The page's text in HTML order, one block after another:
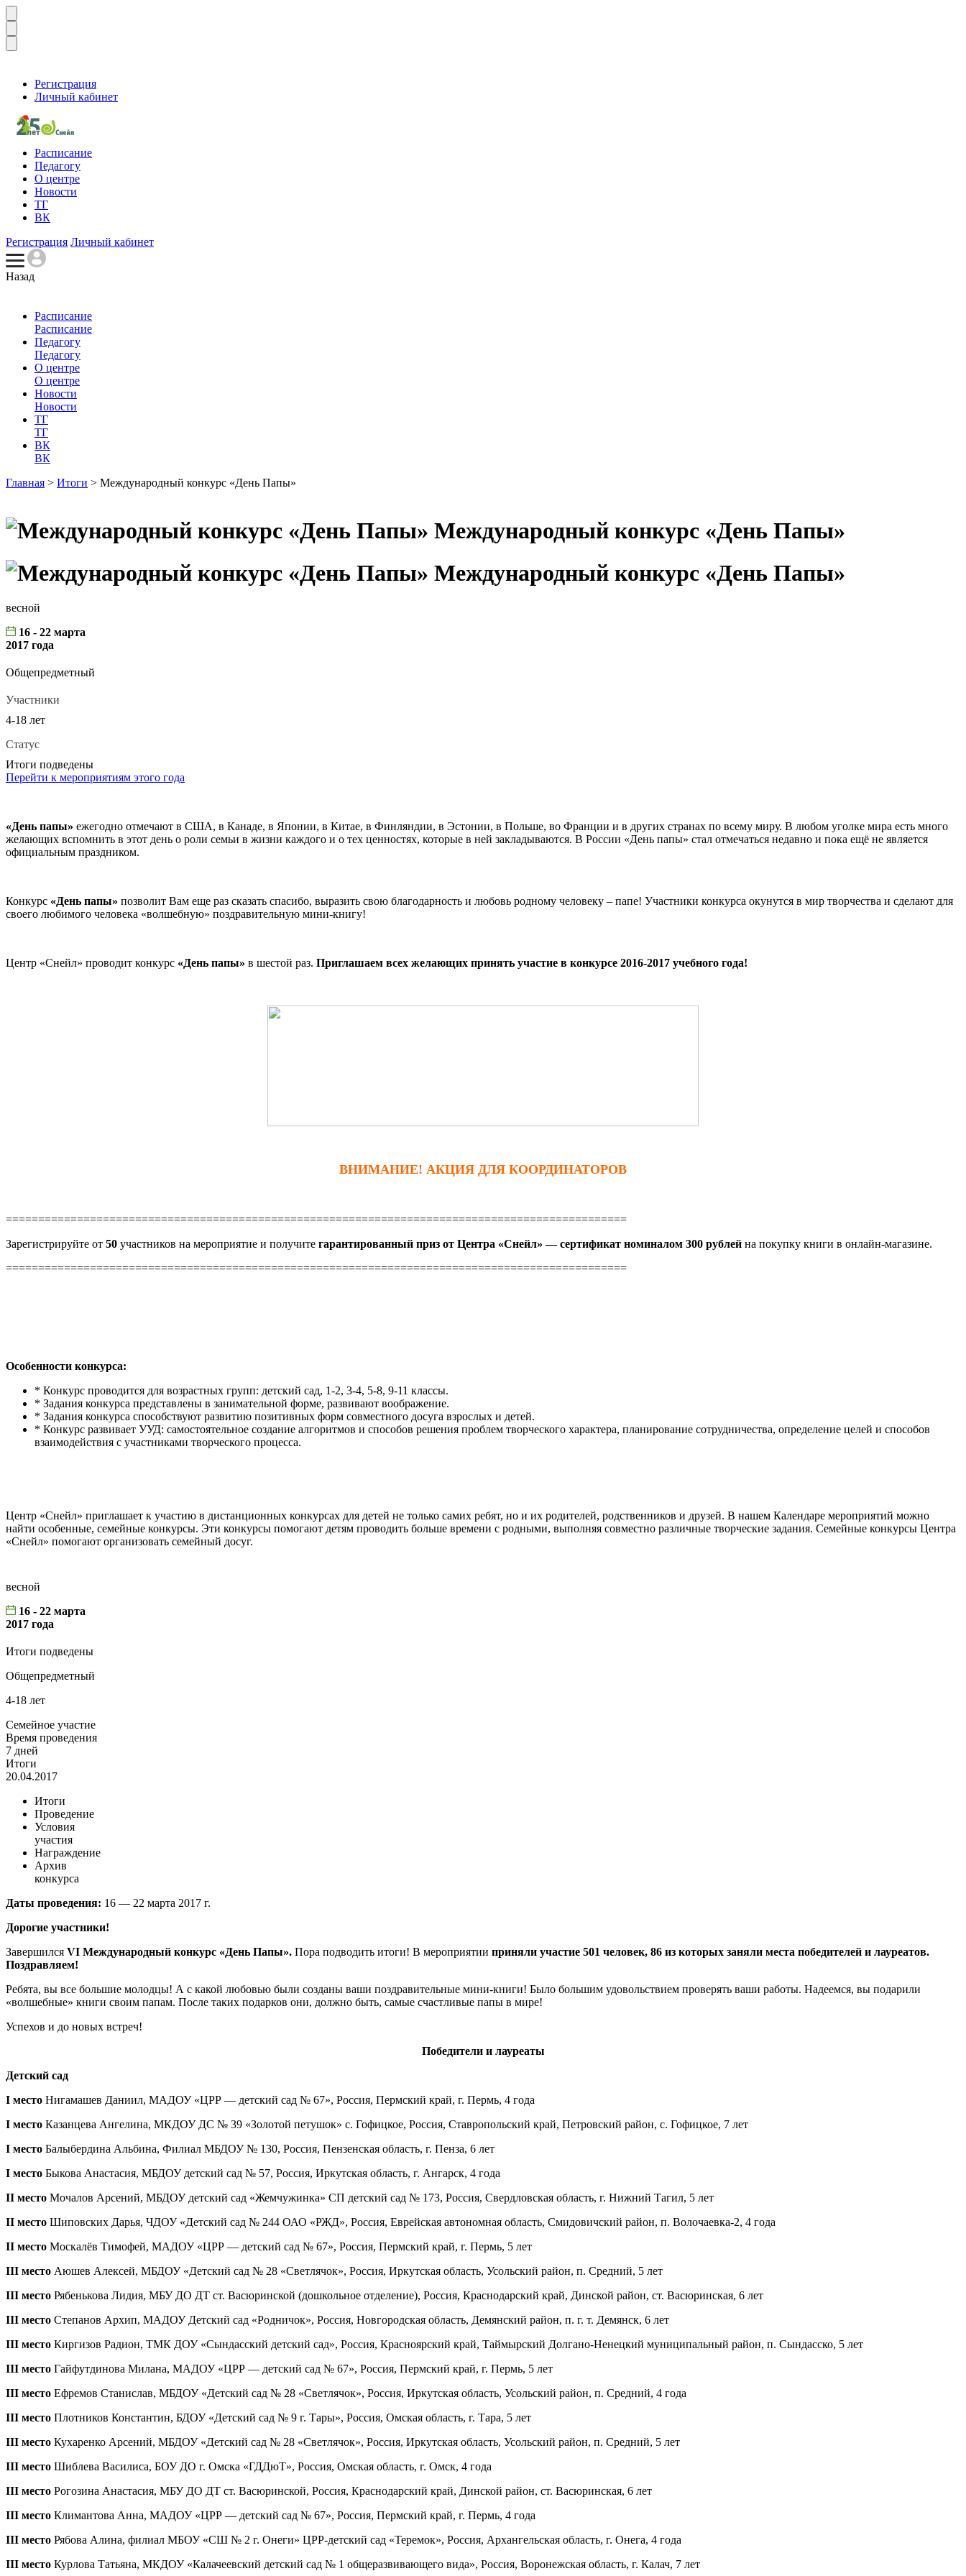
Регистрация
Личный кабинет
Расписание
Педагогу
О центре
Новости
ТГ
ВК
Регистрация Личный кабинет
Назад
Расписание
Расписание
Педагогу
Педагогу
О центре
О центре
Новости
Новости
ТГ
ТГ
ВК
ВК
Главная > Итоги > Международный конкурс «День Папы»
Международный конкурс «День Папы»
Международный конкурс «День Папы»
весной
16 - 22 марта
2017 года
Общепредметный
Участники
4-18 лет
Статус
Итоги подведены
Перейти к мероприятиям этого года
«День папы» ежегодно отмечают в США, в Канаде, в Японии, в Китае, в Финляндии, в Эстонии, в Польше, во Франции и в других странах по всему миру. В любом уголке мира есть много
желающих вспомнить в этот день о роли семьи в жизни каждого и о тех ценностях, которые в ней закладываются. В России «День папы» стал отмечаться недавно и пока ещё не является
официальным праздником.
Конкурс «День папы» позволит Вам еще раз сказать спасибо, выразить свою благодарность и любовь родному человеку – папе! Участники конкурса окунутся в мир творчества и сделают для
своего любимого человека «волшебную» поздравительную мини-книгу!
Центр «Снейл» проводит конкурс «День папы» в шестой раз. Приглашаем всех желающих принять участие в конкурсе 2016-2017 учебного года!
ВНИМАНИЕ! АКЦИЯ ДЛЯ КООРДИНАТОРОВ
================================================================================================
Зарегистрируйте от 50 участников на мероприятие и получите гарантированный приз от Центра «Снейл» — сертификат номиналом 300 рублей на покупку книги в онлайн-магазине.
================================================================================================
Особенности конкурса:
* Конкурс проводится для возрастных групп: детский сад, 1-2, 3-4, 5-8, 9-11 классы.
* Задания конкурса представлены в занимательной форме, развивают воображение.
* Задания конкурса способствуют развитию позитивных форм совместного досуга взрослых и детей.
* Конкурс развивает УУД: самостоятельное создание алгоритмов и способов решения проблем творческого характера, планирование сотрудничества, определение целей и способов
взаимодействия с участниками творческого процесса.
Центр «Снейл» приглашает к участию в дистанционных конкурсах для детей не только самих ребят, но и их родителей, родственников и друзей. В нашем Календаре мероприятий можно
найти особенные, семейные конкурсы. Эти конкурсы помогают детям проводить больше времени с родными, выполняя совместно различные творческие задания. Семейные конкурсы Центра
«Снейл» помогают организовать семейный досуг.
весной
16 - 22 марта
2017 года
Итоги подведены
Общепредметный
4-18 лет
Семейное участие
Время проведения
7 дней
Итоги
20.04.2017
Итоги
Проведение
Условия
участия
Награждение
Архив
конкурса
Даты проведения: 16 — 22 марта 2017 г.
Дорогие участники!
Завершился VI Международный конкурс «День Папы». Пора подводить итоги! В мероприятии приняли участие 501 человек, 86 из которых заняли места победителей и лауреатов.
Поздравляем!
Ребята, вы все большие молодцы! А с какой любовью были созданы ваши поздравительные мини-книги! Было большим удовольствием проверять ваши работы. Надеемся, вы подарили
«волшебные» книги своим папам. После таких подарков они, должно быть, самые счастливые папы в мире!
Успехов и до новых встреч!
Победители и лауреаты
Детский сад
I место Нигамашев Даниил, МАДОУ «ЦРР — детский сад № 67», Россия, Пермский край, г. Пермь, 4 года
I место Казанцева Ангелина, МКДОУ ДС № 39 «Золотой петушок» с. Гофицкое, Россия, Ставропольский край, Петровский район, с. Гофицкое, 7 лет
I место Балыбердина Альбина, Филиал МБДОУ № 130, Россия, Пензенская область, г. Пенза, 6 лет
I место Быкова Анастасия, МБДОУ детский сад № 57, Россия, Иркутская область, г. Ангарск, 4 года
II место Мочалов Арсений, МБДОУ детский сад «Жемчужинка» СП детский сад № 173, Россия, Свердловская область, г. Нижний Тагил, 5 лет
II место Шиповских Дарья, ЧДОУ «Детский сад № 244 ОАО «РЖД», Россия, Еврейская автономная область, Смидовичский район, п. Волочаевка-2, 4 года
II место Москалёв Тимофей, МАДОУ «ЦРР — детский сад № 67», Россия, Пермский край, г. Пермь, 5 лет
III место Аюшев Алексей, МБДОУ «Детский сад № 28 «Светлячок», Россия, Иркутская область, Усольский район, п. Средний, 5 лет
III место Рябенькова Лидия, МБУ ДО ДТ ст. Васюринской (дошкольное отделение), Россия, Краснодарский край, Динской район, ст. Васюринская, 6 лет
III место Степанов Архип, МАДОУ Детский сад «Родничок», Россия, Новгородская область, Демянский район, п. г. т. Демянск, 6 лет
III место Киргизов Радион, ТМК ДОУ «Сындасский детский сад», Россия, Красноярский край, Таймырский Долгано-Ненецкий муниципальный район, п. Сындасско, 5 лет
III место Гайфутдинова Милана, МАДОУ «ЦРР — детский сад № 67», Россия, Пермский край, г. Пермь, 5 лет
III место Ефремов Станислав, МБДОУ «Детский сад № 28 «Светлячок», Россия, Иркутская область, Усольский район, п. Средний, 4 года
III место Плотников Константин, БДОУ «Детский сад № 9 г. Тары», Россия, Омская область, г. Тара, 5 лет
III место Кухаренко Арсений, МБДОУ «Детский сад № 28 «Светлячок», Россия, Иркутская область, Усольский район, п. Средний, 5 лет
III место Шиблева Василиса, БОУ ДО г. Омска «ГДДюТ», Россия, Омская область, г. Омск, 4 года
III место Рогозина Анастасия, МБУ ДО ДТ ст. Васюринской, Россия, Краснодарский край, Динской район, ст. Васюринская, 6 лет
III место Климантова Анна, МАДОУ «ЦРР — детский сад № 67», Россия, Пермский край, г. Пермь, 4 года
III место Рябова Алина, филиал МБОУ «СШ № 2 г. Онеги» ЦРР-детский сад «Теремок», Россия, Архангельская область, г. Онега, 4 года
III место Курлова Татьяна, МКДОУ «Калачеевский детский сад № 1 общеразвивающего вида», Россия, Воронежская область, г. Калач, 7 лет